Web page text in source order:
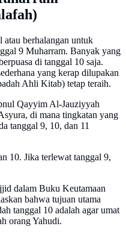
atau berhalangan untuk
9 Muharram. Banyak yang
di tanggal 10 saja.
yang kerap dilupakan
Ahli Kitab) tetap teraih.
Qayyim Al-Jauziyyah
di mana tingkatan yang
tanggal 9, 10, dan 11
10. Jika terlewat tanggal 9,
dalam Buku Keutamaan
bahwa tujuan utama
tanggal 10 adalah agar umat
orang Yahudi.